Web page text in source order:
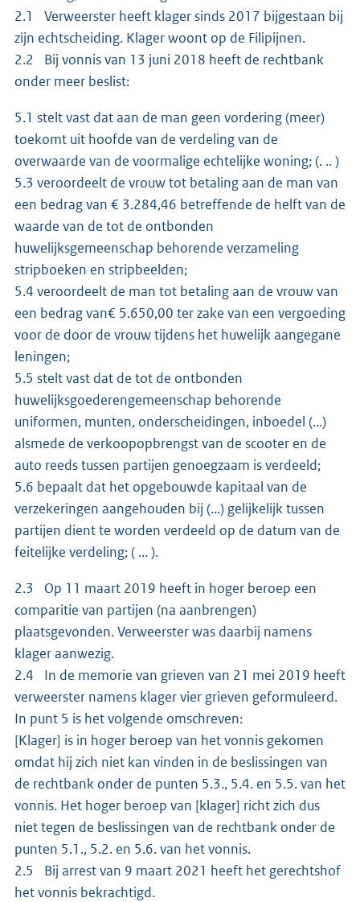
2.1 Verweerster heeft klager sinds 2017 bijgestaan bij
zijn echtscheiding. Klager woont op de Filipijnen.
2.2 Bij vonnis van 13 juni 2018 heeft de rechtbank
onder meer beslist:
5.1 stelt vast dat aan de man geen vordering (meer)
toekomt uit hoofde van de verdeling van de
overwaarde van de voormalige echtelijke woning; (. .. )
5.3 veroordeelt de vrouw tot betaling aan de man van
een bedrag van € 3.284,46 betreffende de helft van de
waarde van de tot de ontbonden
huwelijksgemeenschap behorende verzameling
stripboeken en stripbeelden;
5.4 veroordeelt de man tot betaling aan de vrouw van
een bedrag van€ 5.650,00 ter zake van een vergoeding
voor de door de vrouw tijdens het huwelijk aangegane
leningen;
5.5 stelt vast dat de tot de ontbonden
huwelijksgoederengemeenschap behorende
uniformen, munten, onderscheidingen, inboedel (...)
alsmede de verkoopopbrengst van de scooter en de
auto reeds tussen partijen genoegzaam is verdeeld;
5.6 bepaalt dat het opgebouwde kapitaal van de
verzekeringen aangehouden bij (...) gelijkelijk tussen
partijen dient te worden verdeeld op de datum van de
feitelijke verdeling; ( ... ).
2.3 Op 11 maart 2019 heeft in hoger beroep een
comparitie van partijen (na aanbrengen)
plaatsgevonden. Verweerster was daarbij namens
klager aanwezig.
2.4 In de memorie van grieven van 21 mei 2019 heeft
verweerster namens klager vier grieven geformuleerd.
In punt 5 is het volgende omschreven:
[Klager] is in hoger beroep van het vonnis gekomen
omdat hij zich niet kan vinden in de beslissingen van
de rechtbank onder de punten 5.3., 5.4. en 5.5. van het
vonnis. Het hoger beroep van [klager] richt zich dus
niet tegen de beslissingen van de rechtbank onder de
punten 5.1., 5.2. en 5.6. van het vonnis.
2.5 Bij arrest van 9 maart 2021 heeft het gerechtshof
het vonnis bekrachtigd.